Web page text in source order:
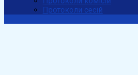
Протоколи сесій